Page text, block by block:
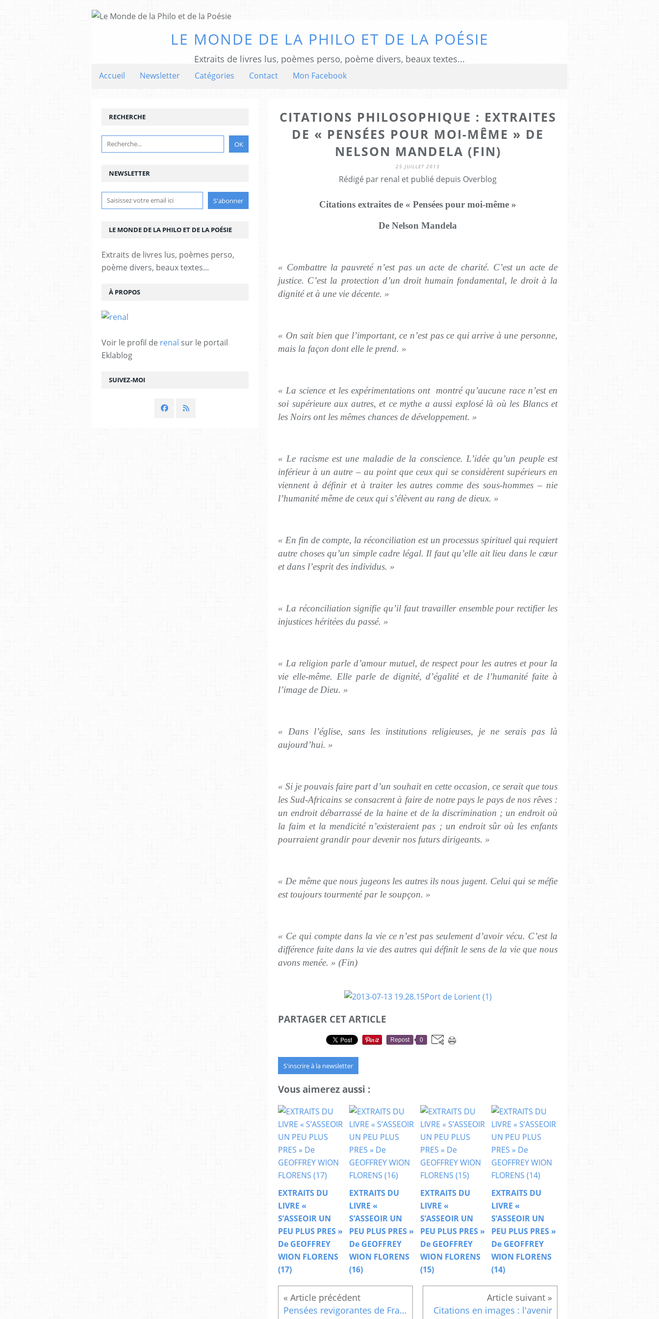
LE MONDE DE LA PHILO ET DE LA POÉSIE
Extraits de livres lus, poèmes perso, poème divers, beaux textes...
Accueil Newsletter Catégories Contact Mon Facebook
CITATIONS PHILOSOPHIQUE : EXTRAITES
DE « PENSÉES POUR MOI-MÊME » DE
NELSON MANDELA (FIN)
25 JUILLET 2013
Rédigé par renal et publié depuis Overblog
Citations extraites de « Pensées pour moi-même »
De Nelson Mandela
« Combattre la pauvreté n’est pas un acte de charité. C’est un acte de
justice. C’est la protection d’un droit humain fondamental, le droit à la
dignité et à une vie décente. »
« On sait bien que l’important, ce n’est pas ce qui arrive à une personne,
mais la façon dont elle le prend. »
« La science et les expérimentations ont montré qu’aucune race n’est en
soi supérieure aux autres, et ce mythe a aussi explosé là où les Blancs et
les Noirs ont les mêmes chances de développement. »
« Le racisme est une maladie de la conscience. L’idée qu’un peuple est
inférieur à un autre – au point que ceux qui se considèrent supérieurs en
viennent à définir et à traiter les autres comme des sous-hommes – nie
l’humanité même de ceux qui s’élèvent au rang de dieux. »
« En fin de compte, la réconciliation est un processus spirituel qui requiert
autre choses qu’un simple cadre légal. Il faut qu’elle ait lieu dans le cœur
et dans l’esprit des individus. »
« La réconciliation signifie qu’il faut travailler ensemble pour rectifier les
injustices héritées du passé. »
« La religion parle d’amour mutuel, de respect pour les autres et pour la
vie elle-même. Elle parle de dignité, d’égalité et de l’humanité faite à
l’image de Dieu. »
« Dans l’église, sans les institutions religieuses, je ne serais pas là
aujourd’hui. »
« Si je pouvais faire part d’un souhait en cette occasion, ce serait que tous
les Sud-Africains se consacrent à faire de notre pays le pays de nos rêves :
un endroit débarrassé de la haine et de la discrimination ; un endroit où
la faim et la mendicité n’existeraient pas ; un endroit sûr où les enfants
pourraient grandir pour devenir nos futurs dirigeants. »
« De même que nous jugeons les autres ils nous jugent. Celui qui se méfie
est toujours tourmenté par le soupçon. »
« Ce qui compte dans la vie ce n’est pas seulement d’avoir vécu. C’est la
différence faite dans la vie des autres qui définit le sens de la vie que nous
avons menée. » (Fin)
PARTAGER CET ARTICLE
Repost 0
S'inscrire à la newsletter
Vous aimerez aussi :
EXTRAITS DU
LIVRE «
S’ASSEOIR UN
PEU PLUS PRES »
De GEOFFREY
WION FLORENS
(17)
EXTRAITS DU
LIVRE «
S’ASSEOIR UN
PEU PLUS PRES »
De GEOFFREY
WION FLORENS
(16)
EXTRAITS DU
LIVRE «
S’ASSEOIR UN
PEU PLUS PRES »
De GEOFFREY
WION FLORENS
(15)
EXTRAITS DU
LIVRE «
S’ASSEOIR UN
PEU PLUS PRES »
De GEOFFREY
WION FLORENS
(14)
Pensées revigorantes de François Garagnon 360 Citations en images : l'avenir
NEWSLETTER
SUIVEZ-MOI
RECHERCHE
LE MONDE DE LA PHILO ET DE LA POÉSIE
Extraits de livres lus, poèmes perso,
poème divers, beaux textes...
À PROPOS
Voir le profil de renal sur le portail
Eklablog